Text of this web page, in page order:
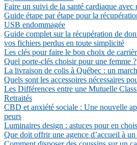
Faire un suivi de la santé cardiaque avec
Guide étape par étape pour la
USB endommagée
Guide complet sur la récupération de
vos fichiers perdus en toute simplicité
Les clés pour faire le bon choix de
Quel porte-clés choisir pour une femme ?
La livraison de colis à Québec : un
Quels sont les accessoires nécessaires
Les Différences entre une Mutuelle
Retraités
CBD et anxiété sociale : Une nouvelle
peurs
Luminaires design : astuces pour en
Que doit offrir une agence d’accueil à